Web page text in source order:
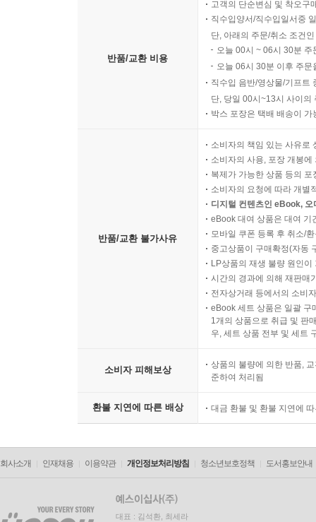
반품/교환 비용
고객의 단순변심 및 착오구
직수입양서/직수입일서중
단, 아래의 주문/취소 조건
오늘 00시 ~ 06시 30분
오늘 06시 30분 이후 주
직수입 음반/영상물/기프트
단, 당일 00시~13시 사이의
박스 포장은 택배 배송이
반품/교환 불가사유
소비자의 책임 있는 사유로
소비자의 사용, 포장 개봉
복제가 가능한 상품 등의
소비자의 요청에 따라 개별
디지털 컨텐츠인 eBook,
eBook 대여 상품은 대여 기
모바일 쿠폰 등록 후 취소/
중고상품이 구매확정(자동
LP상품의 재생 불량 원인
시간의 경과에 의해 재판매
전자상거래 등에서의 소비
eBook 세트 상품은 일괄 구
1개의 상품으로 취급 및 판
우, 세트 상품 전부 및 세트
소비자 피해보상
상품의 불량에 의한 반품,
준하여 처리됨
환불 지연에 따른 배상 대금 환불 및 환불 지연에
회사소개 인재채용 이용약관 개인정보처리방침 청소년보호정책 도서홍보안내
대표 : 김석환, 최세라